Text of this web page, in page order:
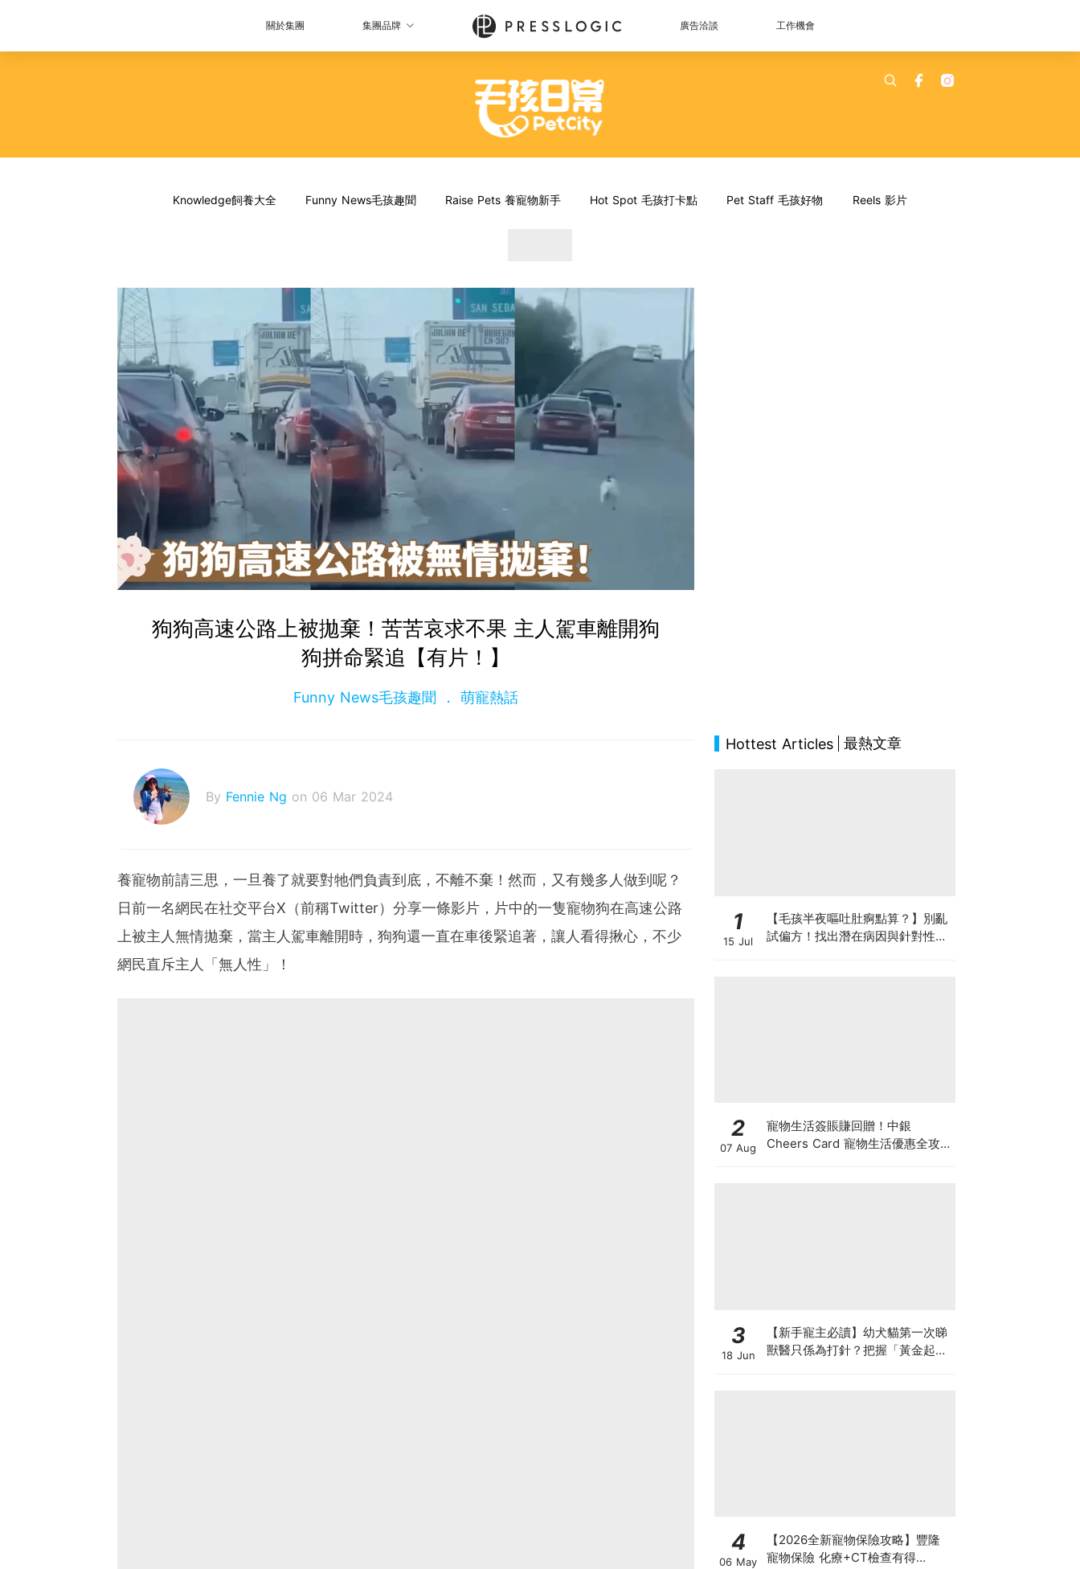
關於集團 集團品牌 廣告洽談 工作機會
Knowledge飼養大全 Funny News毛孩趣聞 Raise Pets 養寵物新手 Hot Spot 毛孩打卡點 Pet Staff 毛孩好物 Reels 影片
狗狗高速公路上被拋棄！苦苦哀求不果 主人駕車離開狗
狗拼命緊追【有片！】
Funny News毛孩趣聞 萌寵熱話
By Fennie Ng on 06 Mar 2024
養寵物前請三思，一旦養了就要對牠們負責到底，不離不棄！然而，又有幾多人做到呢？
日前一名網民在社交平台X（前稱Twitter）分享一條影片，片中的一隻寵物狗在高速公路
上被主人無情拋棄，當主人駕車離開時，狗狗還一直在車後緊追著，讓人看得揪心，不少
網民直斥主人「無人性」！
Hottest Articles 最熱文章
1
15 Jul
【毛孩半夜嘔吐肚痾點算？】別亂
試偏方！找出潛在病因與針對性營
2
07 Aug
寵物生活簽賬賺回贈！中銀
Cheers Card 寵物生活優惠全攻
3
18 Jun
【新手寵主必讀】幼犬貓第一次睇
獸醫只係為打針？把握「黃金起跑
4
06 May
【2026全新寵物保險攻略】豐隆
寵物保險 化療+CT檢查有得